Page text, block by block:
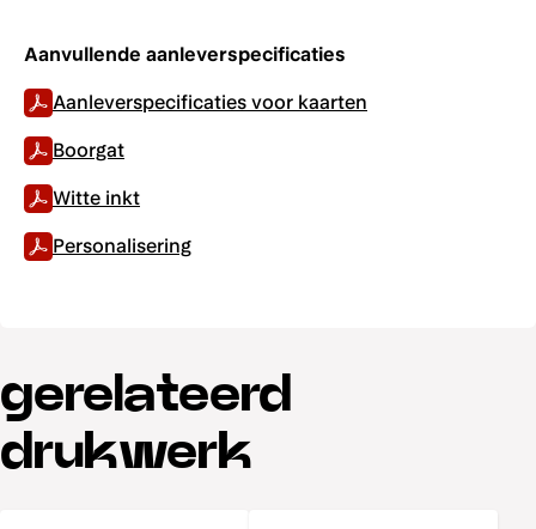
Aanvullende aanleverspecificaties
Aanleverspecificaties voor kaarten
Boorgat
Witte inkt
Personalisering
gerelateerd
drukwerk